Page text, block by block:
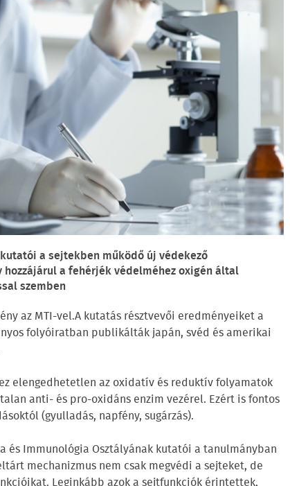
a sejtekben működő új védekező
a fehérjék védelméhez oxigén által
szemben
az MTI-vel.A kutatás résztvevői eredményeiket a
folyóiratban publikálták japán, svéd és amerikai
elengedhetetlen az oxidatív és reduktív folyamatok
anti- és pro-oxidáns enzim vezérel. Ezért is fontos
(gyulladás, napfény, sugárzás).
és Immunológia Osztályának kutatói a tanulmányban
mechanizmus nem csak megvédi a sejteket, de